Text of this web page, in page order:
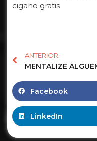
cigano gratis
ANTERIOR
Facebook
LinkedIn